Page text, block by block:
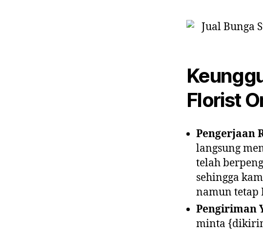
Florist
Pengerjaan
langsung
telah
sehingga
namun tetap
Pengiriman
minta